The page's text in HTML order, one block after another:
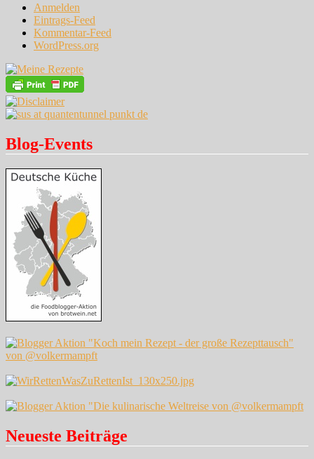
Anmelden
Eintrags-Feed
Kommentar-Feed
WordPress.org
Blog-Events
Neueste Beiträge